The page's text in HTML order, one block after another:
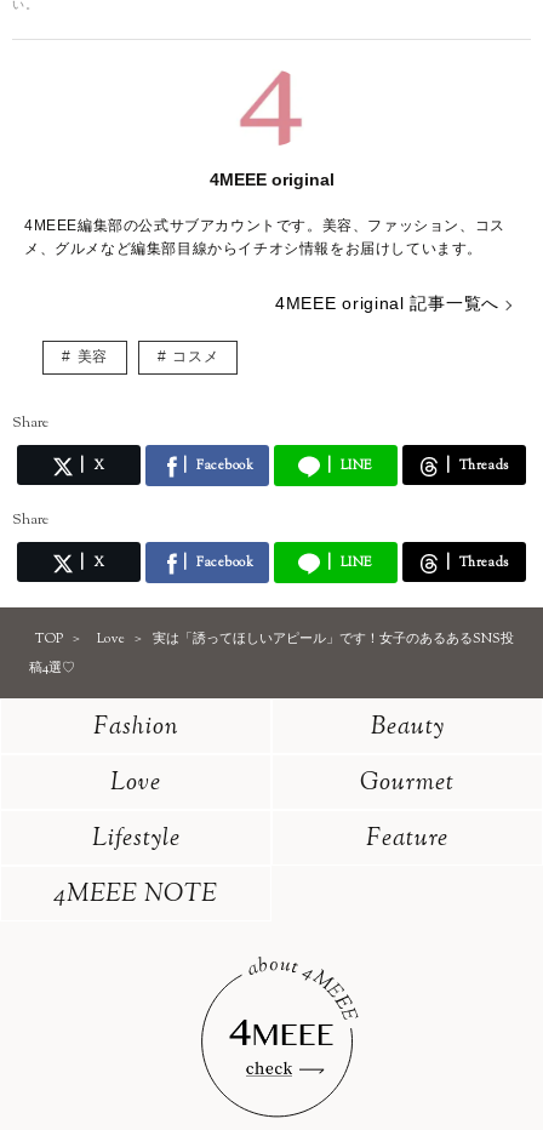
い。
4MEEE original
4MEEE編集部の公式サブアカウントです。美容、ファッション、コス
メ、グルメなど編集部目線からイチオシ情報をお届けしています。
4MEEE original 記事一覧へ
美容 コスメ
Share
X Facebook LINE Threads
Share
X Facebook LINE Threads
TOP Love
実は「誘ってほしいアピール」です！女子のあるあるSNS投
稿4選♡
Fashion
Beauty
Love
Gourmet
Lifestyle
Feature
4MEEE NOTE